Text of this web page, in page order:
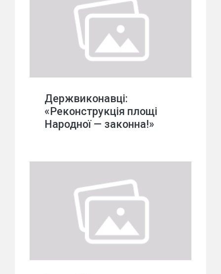
Держвиконавці:
«Реконструкція площі
Народної — законна!»